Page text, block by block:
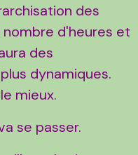
des
d'heures et
des
dynamiques.
mieux.
se passer.